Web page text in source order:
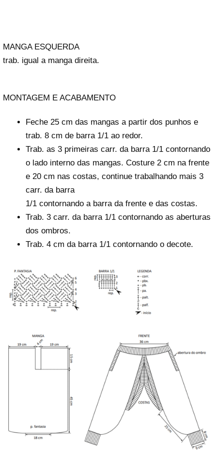
MANGA ESQUERDA
trab. igual a manga direita.
MONTAGEM E ACABAMENTO
Feche 25 cm das mangas a partir dos punhos e
trab. 8 cm de barra 1/1 ao redor.
Trab. as 3 primeiras carr. da barra 1/1 contornando
o lado interno das mangas. Costure 2 cm na frente
e 20 cm nas costas, continue trabalhando mais 3
carr. da barra
1/1 contornando a barra da frente e das costas.
Trab. 3 carr. da barra 1/1 contornando as aberturas
dos ombros.
Trab. 4 cm da barra 1/1 contornando o decote.